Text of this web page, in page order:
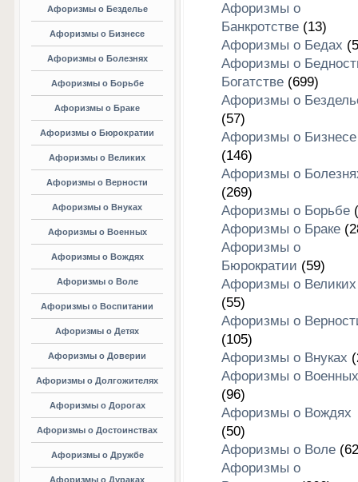
Афоризмы о Безделье
Афоризмы о Бизнесе
Афоризмы о Болезнях
Афоризмы о Борьбе
Афоризмы о Браке
Афоризмы о Бюрократии
Афоризмы о Великих
Афоризмы о Верности
Афоризмы о Внуках
Афоризмы о Военных
Афоризмы о Вождях
Афоризмы о Воле
Афоризмы о Воспитании
Афоризмы о Детях
Афоризмы о Доверии
Афоризмы о Долгожителях
Афоризмы о Дорогах
Афоризмы о Достоинствах
Афоризмы о Дружбе
Афоризмы о Дураках
Афоризмы о
Банкротстве(13)
Афоризмы о Бедах
Афоризмы о
Богатстве(699)
Афоризмы о
(57)
Афоризмы о Бизнесе
(146)
Афоризмы о
(269)
Афоризмы о Борьбе
Афоризмы о Браке
Афоризмы о
Бюрократии (59)
Афоризмы о Великих
(55)
Афоризмы о
(105)
Афоризмы о Внуках
Афоризмы о Военных
(96)
Афоризмы о Вождях
(50)
Афоризмы о Воле
Афоризмы о